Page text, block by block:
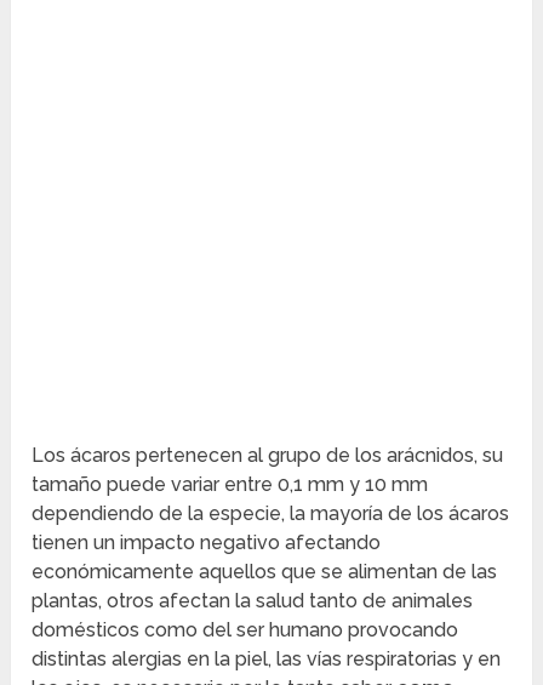
Los ácaros pertenecen al grupo de los arácnidos, su
tamaño puede variar entre 0,1 mm y 10 mm
dependiendo de la especie, la mayoría de los ácaros
tienen un impacto negativo afectando
económicamente aquellos que se alimentan de las
plantas, otros afectan la salud tanto de animales
domésticos como del ser humano provocando
distintas alergias en la piel, las vías respiratorias y en